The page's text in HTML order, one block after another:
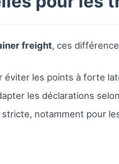
freight, ces
éviter les points à forte
les déclarations
notamment pour